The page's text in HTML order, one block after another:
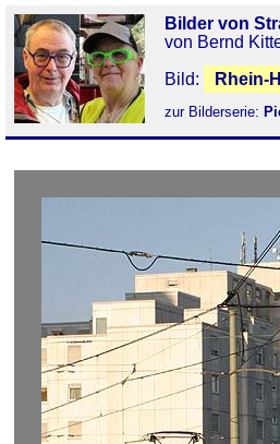
Bilder von
von Bernd
Bild:
Rhein-
zur Bilderserie: